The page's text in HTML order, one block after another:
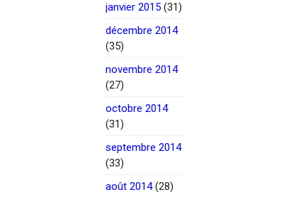
janvier 2015 (31)
décembre 2014
(35)
novembre 2014
(27)
octobre 2014
(31)
septembre 2014
(33)
août 2014(28)